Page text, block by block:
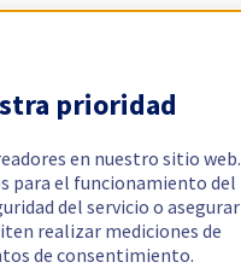
prioridad
en nuestro sitio web.
para el funcionamiento del
del servicio o asegurar
realizar mediciones de
de consentimiento.